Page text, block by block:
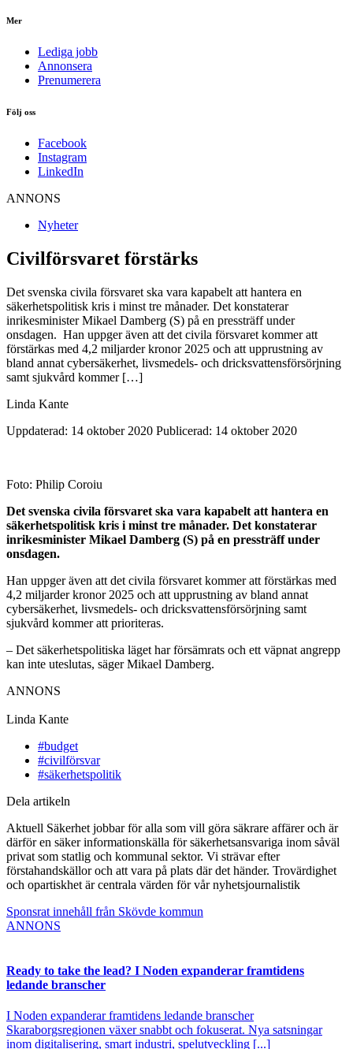
Mer
Lediga jobb
Annonsera
Prenumerera
Följ oss
Facebook
Instagram
LinkedIn
ANNONS
Nyheter
Civilförsvaret förstärks
Det svenska civila försvaret ska vara kapabelt att hantera en
säkerhetspolitisk kris i minst tre månader. Det konstaterar
inrikesminister Mikael Damberg (S) på en pressträff under
onsdagen. Han uppger även att det civila försvaret kommer att
förstärkas med 4,2 miljarder kronor 2025 och att upprustning av
bland annat cybersäkerhet, livsmedels- och dricksvattensförsörjning
samt sjukvård kommer […]
Linda Kante
Uppdaterad: 14 oktober 2020 Publicerad: 14 oktober 2020
Foto: Philip Coroiu
Det svenska civila försvaret ska vara kapabelt att hantera en
säkerhetspolitisk kris i minst tre månader. Det konstaterar
inrikesminister Mikael Damberg (S) på en pressträff under
onsdagen.
Han uppger även att det civila försvaret kommer att förstärkas med
4,2 miljarder kronor 2025 och att upprustning av bland annat
cybersäkerhet, livsmedels- och dricksvattensförsörjning samt
sjukvård kommer att prioriteras.
– Det säkerhetspolitiska läget har försämrats och ett väpnat angrepp
kan inte uteslutas, säger Mikael Damberg.
ANNONS
Linda Kante
#budget
#civilförsvar
#säkerhetspolitik
Dela artikeln
Aktuell Säkerhet jobbar för alla som vill göra säkrare affärer och är
därför en säker informationskälla för säkerhetsansvariga inom såväl
privat som statlig och kommunal sektor. Vi strävar efter
förstahandskällor och att vara på plats där det händer. Trovärdighet
och opartiskhet är centrala värden för vår nyhetsjournalistik
Sponsrat innehåll från Skövde kommun
ANNONS
Ready to take the lead? I Noden expanderar framtidens
ledande branscher
I Noden expanderar framtidens ledande branscher
Skaraborgsregionen växer snabbt och fokuserat. Nya satsningar
inom digitalisering, smart industri, spelutveckling [...]